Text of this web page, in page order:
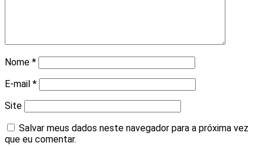
Nome *
E-mail *
Site
Salvar meus dados neste navegador para a próxima vez
que eu comentar.